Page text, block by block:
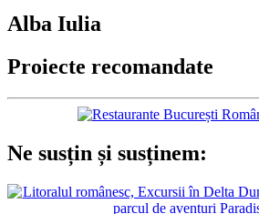
Alba Iulia
Proiecte recomandate
Ne susțin și susținem: